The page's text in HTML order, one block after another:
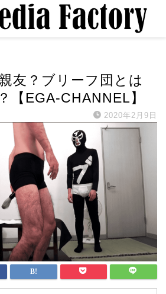
友？ブリーフ団とは
【EGA-CHANNEL】
2020年2月9日